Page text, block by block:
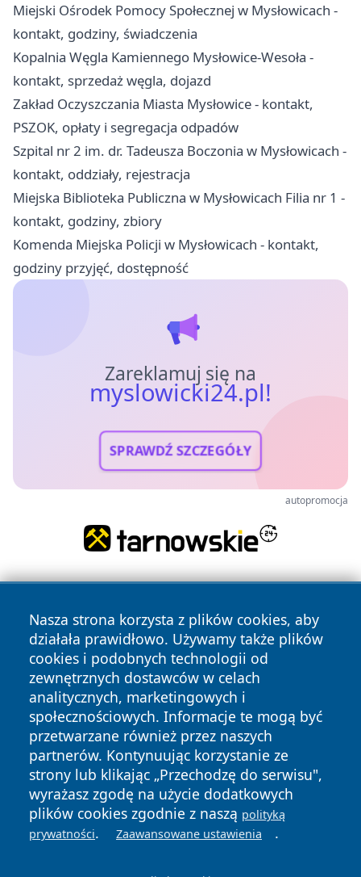
Miejski Ośrodek Pomocy Społecznej w Mysłowicach -
kontakt, godziny, świadczenia
Kopalnia Węgla Kamiennego Mysłowice-Wesoła -
kontakt, sprzedaż węgla, dojazd
Zakład Oczyszczania Miasta Mysłowice - kontakt,
PSZOK, opłaty i segregacja odpadów
Szpital nr 2 im. dr. Tadeusza Boczonia w Mysłowicach -
kontakt, oddziały, rejestracja
Miejska Biblioteka Publiczna w Mysłowicach Filia nr 1 -
kontakt, godziny, zbiory
Komenda Miejska Policji w Mysłowicach - kontakt,
godziny przyjęć, dostępność
Zareklamuj się na
myslowicki24.pl!
SPRAWDŹ SZCZEGÓŁY
autopromocja
Nasza strona korzysta z plików cookies, aby
działała prawidłowo. Używamy także plików
cookies i podobnych technologii od
zewnętrznych dostawców w celach
analitycznych, marketingowych i
społecznościowych. Informacje te mogą być
przetwarzane również przez naszych
partnerów. Kontynuując korzystanie ze
strony lub klikając „Przechodzę do serwisu",
wyrażasz zgodę na użycie dodatkowych
plików cookies zgodnie z naszą polityką
prywatności. Zaawansowane ustawienia .
Copyright © 2026 myslowicki24.pl Wszystkie prawa
zastrzeżone.
News Autorzy
Polityka
Prywatności
Polityka
Cookies